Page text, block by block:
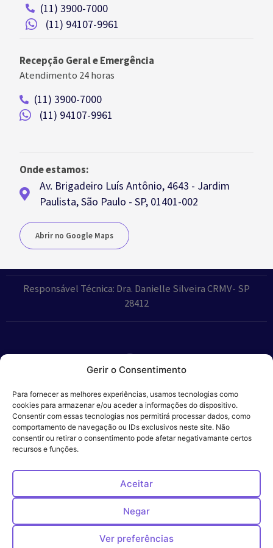
Gerir o Consentimento
Para fornecer as melhores experiências, usamos tecnologias como
cookies para armazenar e/ou aceder a informações do dispositivo.
Consentir com essas tecnologias nos permitirá processar dados, como
comportamento de navegação ou IDs exclusivos neste site. Não
consentir ou retirar o consentimento pode afetar negativamante certos
recursos e funções.
Aceitar
Negar
Ver preferências
(11) 3900-7000
(11) 94107-9961
Recepção Geral e Emergência
Atendimento 24 horas
(11) 3900-7000
(11) 94107-9961
Onde estamos:
Av. Brigadeiro Luís Antônio, 4643 - Jardim
Paulista, São Paulo - SP, 01401-002
Abrir no Google Maps
Responsável Técnica: Dra. Danielle Silveira CRMV- SP
28412
Parceiros:
Veros – Hospital
Ética